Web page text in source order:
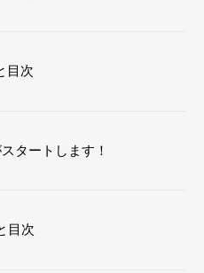
目次
タートします！
目次